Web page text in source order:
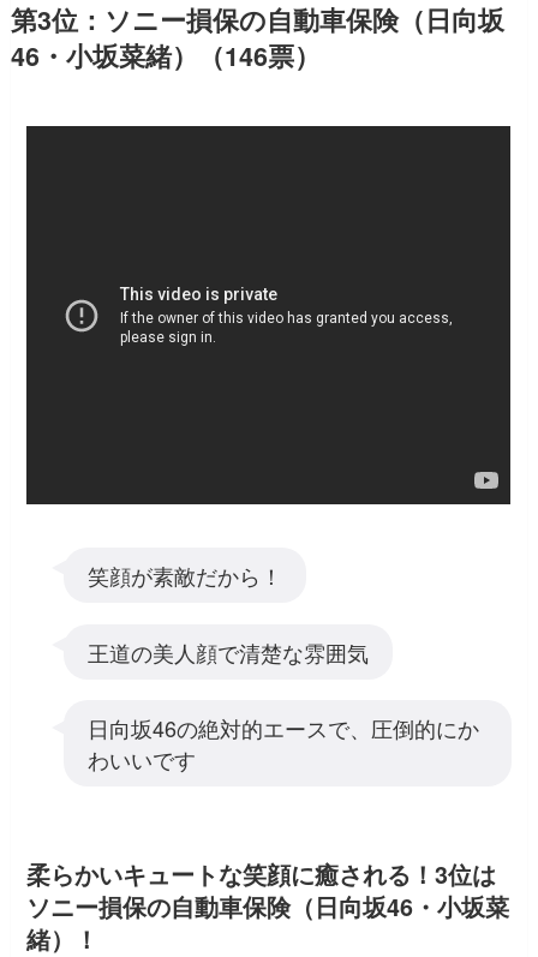
第3位：ソニー損保の自動車保険（日向坂
46・小坂菜緒）（146票）
笑顔が素敵だから！
王道の美人顔で清楚な雰囲気
日向坂46の絶対的エースで、圧倒的にか
わいいです
柔らかいキュートな笑顔に癒される！3位は
ソニー損保の自動車保険（日向坂46・小坂菜
緒）！